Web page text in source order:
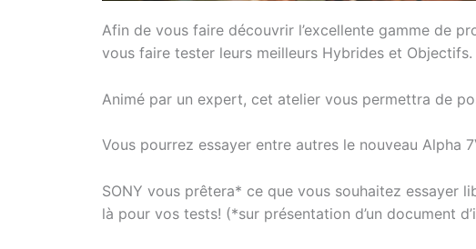
Afin de vous faire découvrir l’excellente gamme de
vous faire tester leurs meilleurs Hybrides et Objectifs.
Animé par un expert, cet atelier vous permettra de
Vous pourrez essayer entre autres le nouveau Alpha
SONY vous prêtera* ce que vous souhaitez essayer
là pour vos tests! (*sur présentation d’un document